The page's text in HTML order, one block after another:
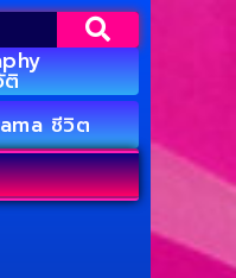
ติ
ชีวิต